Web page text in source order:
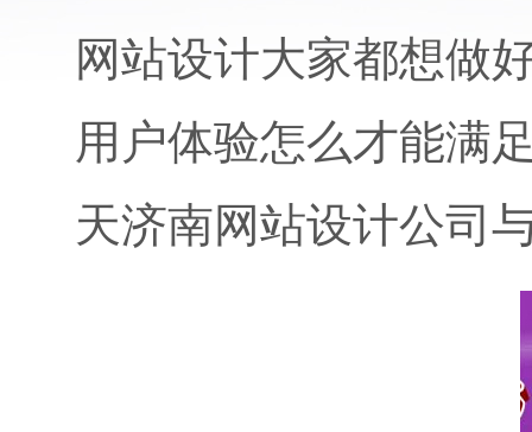
网站设计大家都想做
用户体验怎么才能满
天济南网站设计公司